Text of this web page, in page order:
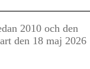
2010 och den
den 18 maj 2026